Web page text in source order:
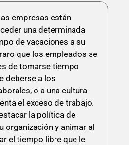
empresas están
una determinada
de vacaciones a su
que los empleados se
de tomarse tiempo
deberse a los
o a una cultura
el exceso de trabajo.
la política de
organización y animar al
el tiempo libre que le